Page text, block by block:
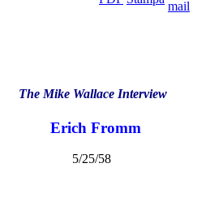
The Mike Wallace Interview
Erich Fromm
5/25/58